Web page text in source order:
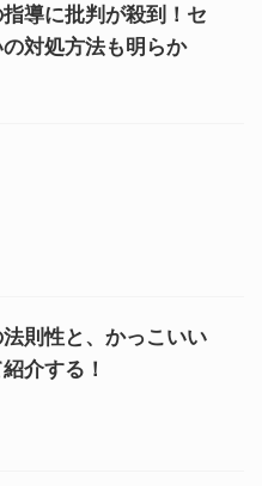
導に批判が殺到！セ
対処方法も明らか
則性と、かっこいい
介する！